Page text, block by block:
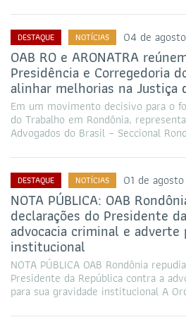
DESTAQUE NOTÍCIAS 04 de agosto
OAB RO e ARONATRA
Presidência e Corregedoria
alinhar melhorias na Justiça
Em um movimento decisivo para o
do Trabalho em Rondônia,
Advogados do Brasil – Seccional
DESTAQUE NOTÍCIAS 01 de agosto
NOTA PÚBLICA: OAB
declarações do Presidente
advocacia criminal e adverte
institucional
NOTA PÚBLICA OAB Rondônia
Presidente da República contra a
para sua gravidade institucional A